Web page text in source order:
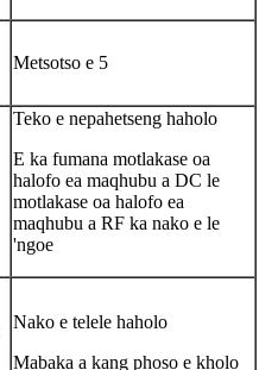
Metsotso e 5
Teko e nepahetseng haholo
E ka fumana motlakase oa
halofo ea maqhubu a DC le
motlakase oa halofo ea
maqhubu a RF ka nako e le
'ngoe
Nako e telele haholo
Mabaka a kang phoso e kholo